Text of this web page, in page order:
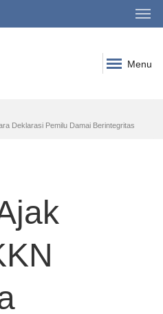
Menu
Deklarasi Pemilu Damai Berintegritas